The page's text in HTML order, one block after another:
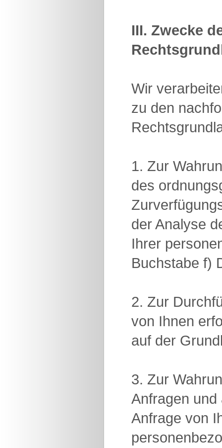
III. Zwecke
Wir
zu den
1. Zur
des
der Analyse
Ihrer
Buchstabe f)
2. Zur
von Ihnen
auf der
3. Zur
Anfragen
Anfrage von